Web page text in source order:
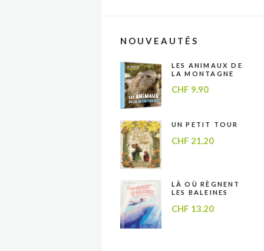
NOUVEAUTÉS
LES ANIMAUX DE
LA MONTAGNE
CHF 9.90
UN PETIT TOUR
CHF 21.20
LÀ OÙ RÈGNENT
LES BALEINES
CHF 13.20